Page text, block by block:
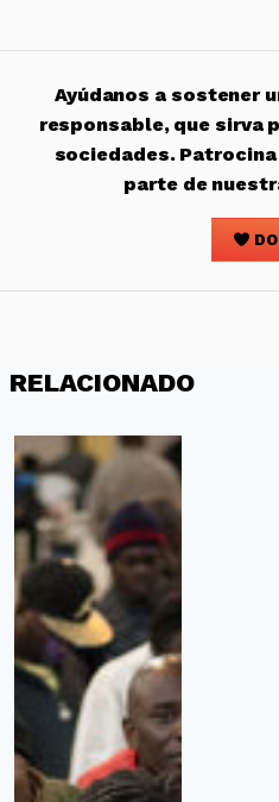
Ayúdanos a sostener
responsable, que sirva
sociedades.
parte de
RELACIONADO